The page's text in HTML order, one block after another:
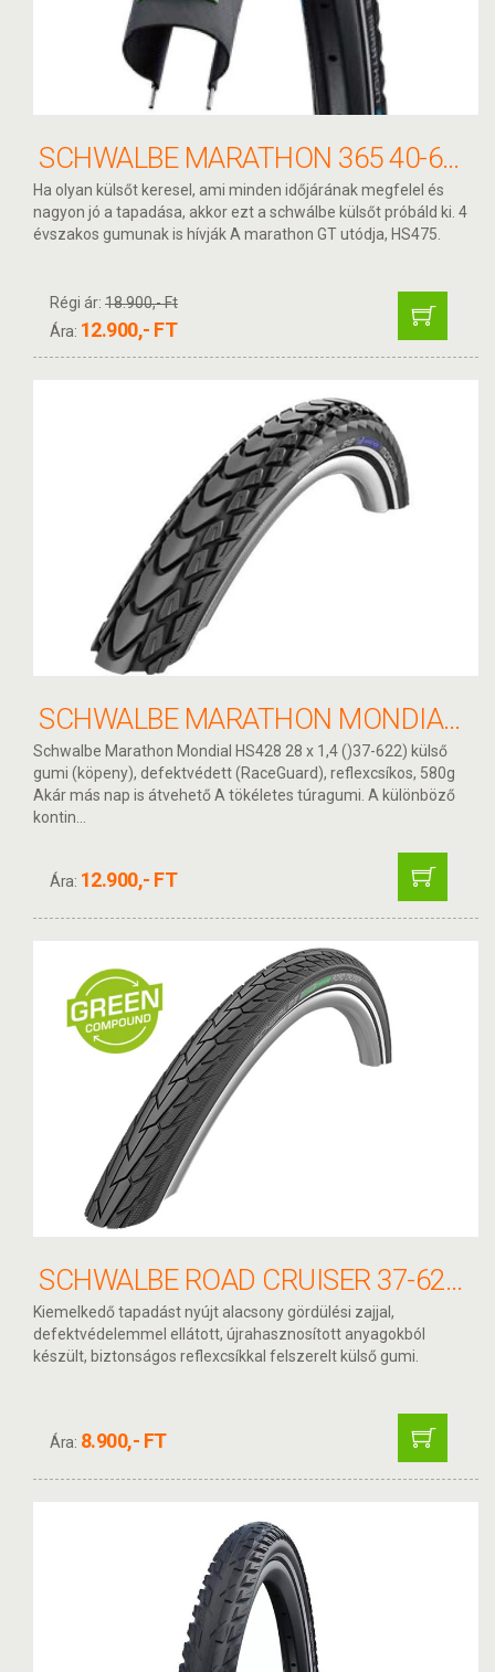
SCHWALBE MARATHON 365 40-622 KERÉKPÁR KÜLSŐ
Ha olyan külsőt keresel, ami minden időjárának megfelel és
nagyon jó a tapadása, akkor ezt a schwálbe külsőt próbáld ki. 4
évszakos gumunak is hívják A marathon GT utódja, HS475.
Régi ár: 18.900,- Ft
Ára: 12.900,- FT
SCHWALBE MARATHON MONDIAL 37-622 KÖPENY
Schwalbe Marathon Mondial HS428 28 x 1,4 ()37-622) külső
gumi (köpeny), defektvédett (RaceGuard), reflexcsíkos, 580g
Akár más nap is átvehető A tökéletes túragumi. A különböző
kontin...
Ára: 12.900,- FT
SCHWALBE ROAD CRUISER 37-622 KÖPENY
Kiemelkedő tapadást nyújt alacsony gördülési zajjal,
defektvédelemmel ellátott, újrahasznosított anyagokból
készült, biztonságos reflexcsíkkal felszerelt külső gumi.
Ára: 8.900,- FT